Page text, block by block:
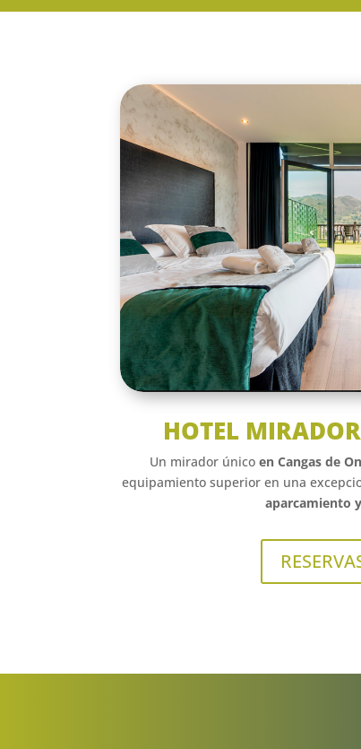
HOTEL
Un mirador único en Cangas de
equipamiento superior en una
aparcamiento